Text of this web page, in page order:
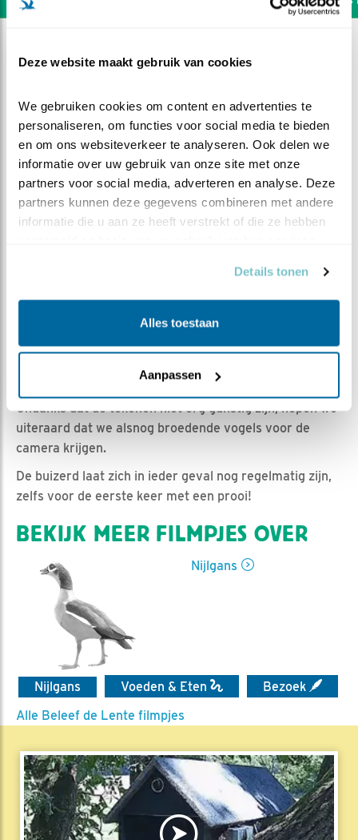
Deze website maakt gebruik van cookies
We gebruiken cookies om content en advertenties te
personaliseren, om functies voor social media te bieden
en om ons websiteverkeer te analyseren. Ook delen we
informatie over uw gebruik van onze site met onze
partners voor social media, adverteren en analyse. Deze
partners kunnen deze gegevens combineren met andere
informatie die u aan ze heeft verstrekt of die ze hebben
Details tonen
Alles toestaan
Aanpassen
Natuurman Jonathan | Geplaatst op 23 maart 2020,
Vind ik leuk| Bewaar dit filmpje
Ondanks dat de tekenen niet erg gunstig zijn, hopen we
uiteraard dat we alsnog broedende vogels voor de
camera krijgen.
De buizerd laat zich in ieder geval nog regelmatig zijn,
zelfs voor de eerste keer met een prooi!
BEKIJK MEER FILMPJES OVER
Nijlgans
Nijlgans Voeden & Eten
Bezoek
Alle Beleef de Lente filmpjes